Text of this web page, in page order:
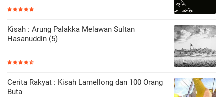
Kisah : Arung Palakka Melawan Sultan
Hasanuddin (5)
Cerita Rakyat : Kisah Lamellong dan 100 Orang
Buta